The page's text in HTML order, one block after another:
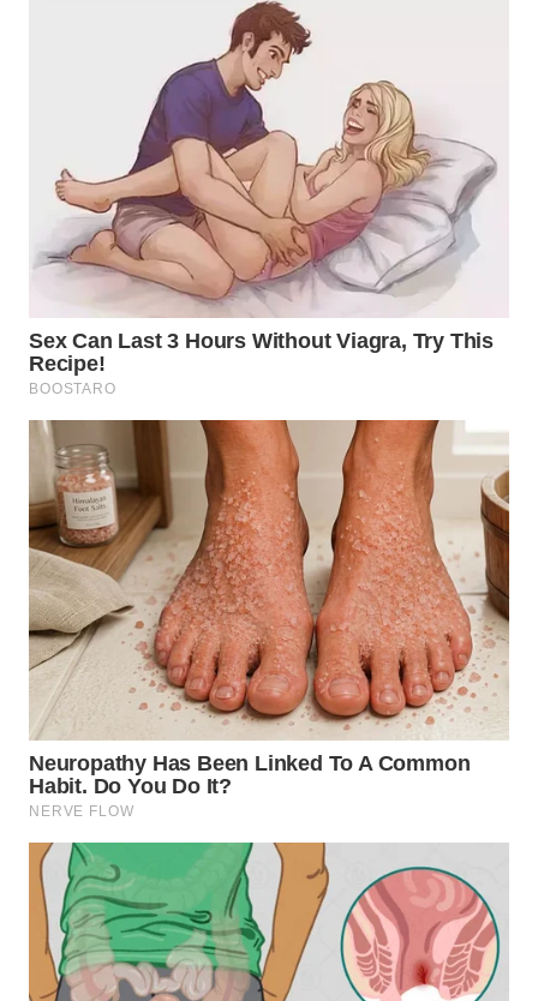
LANGKAT
WN
TAPANULI
WN
TANJUNG
WN
KARO
WN
SIMALUNGUN
WN
LABUHANBATU
WN
TAPANULI
TENGAH
WN DELI
SERDANG
WN
TEBING
TINGGI